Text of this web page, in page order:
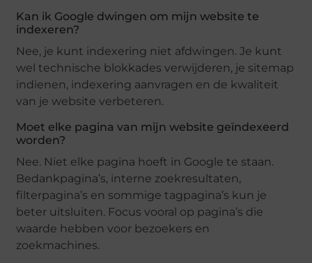
Kan ik Google dwingen om mijn website te
indexeren?
Nee, je kunt indexering niet afdwingen. Je kunt
wel technische blokkades verwijderen, je sitemap
indienen, indexering aanvragen en de kwaliteit
van je website verbeteren.
Moet elke pagina van mijn website geïndexeerd
worden?
Nee. Niet elke pagina hoeft in Google te staan.
Bedankpagina’s, interne zoekresultaten,
filterpagina’s en sommige tagpagina’s kun je
beter uitsluiten. Focus vooral op pagina’s die
waarde hebben voor bezoekers en
zoekmachines.